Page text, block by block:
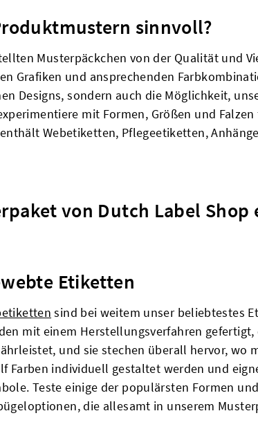
sinnvoll?
Musterpäckchen von der Qualität und
Grafiken und ansprechenden
Designs, sondern auch die Möglichkeit,
mit Formen, Größen und
enthält Webetiketten, Pflegeetiketten,
von Dutch Label
Etiketten
sind bei weitem unser beliebtestes
mit einem Herstellungsverfahren
und sie stechen überall hervor, wo
Farben individuell gestaltet werden und
Teste einige der populärsten Formen
die allesamt in unserem